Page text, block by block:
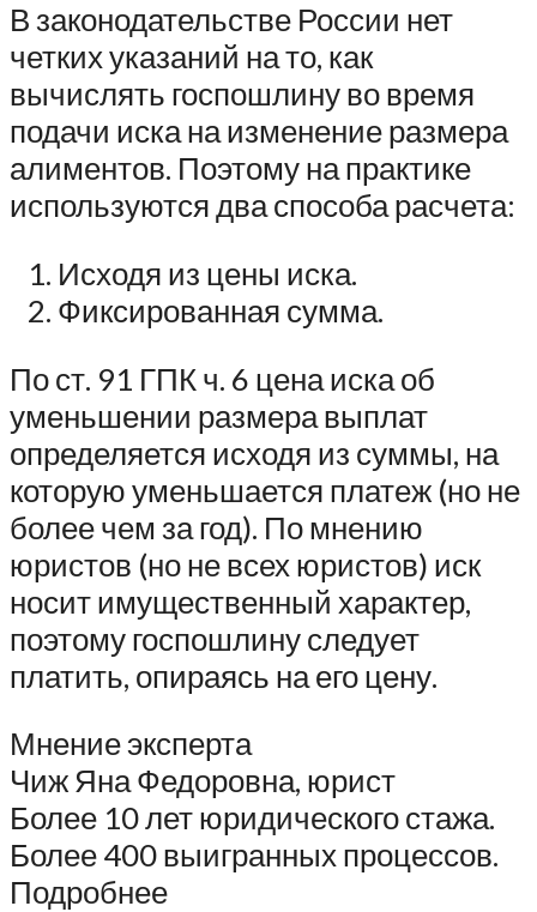
В законодательстве России нет
четких указаний на то, как
вычислять госпошлину во время
подачи иска на изменение размера
алиментов. Поэтому на практике
используются два способа расчета:
Исходя из цены иска.
Фиксированная сумма.
По ст. 91 ГПК ч. 6 цена иска об
уменьшении размера выплат
определяется исходя из суммы, на
которую уменьшается платеж (но не
более чем за год). По мнению
юристов (но не всех юристов) иск
носит имущественный характер,
поэтому госпошлину следует
платить, опираясь на его цену.
Мнение эксперта
Чиж Яна Федоровна, юрист
Более 10 лет юридического стажа.
Более 400 выигранных процессов.
Подробнее